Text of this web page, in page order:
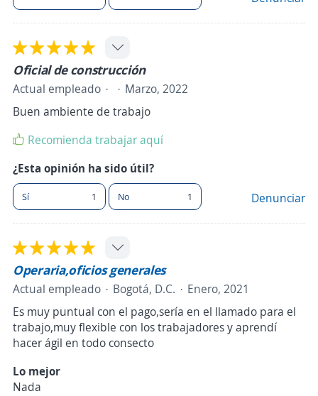
Oficial de construcción
Actual empleado
Marzo, 2022
Buen ambiente de trabajo
Recomienda trabajar aquí
¿Esta opinión ha sido útil?
Sí 1 No 1 Denunciar
Operaria,oficios generales
Actual empleado Bogotá, D.C.
Enero, 2021
Es muy puntual con el pago,sería en el llamado para el
trabajo,muy flexible con los trabajadores y aprendí
hacer ágil en todo consecto
Lo mejor
Nada